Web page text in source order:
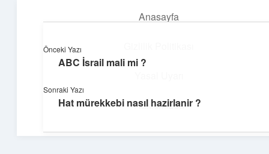
Anasayfa
Hakkımızda
Önceki Yazı
ABC İsrail mali mi ?
Sonraki Yazı
Hat mürekkebi nasıl hazirlanir ?